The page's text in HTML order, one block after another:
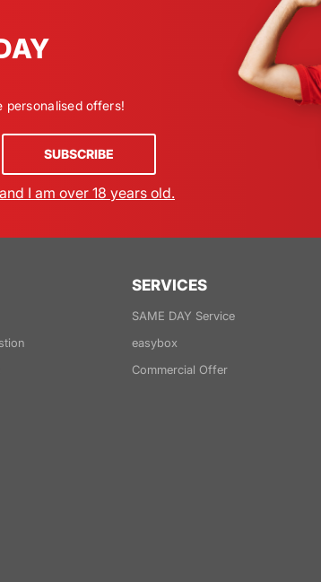
offers!
SUBSCRIBE
I am over 18 years old.
SERVICES
SAME DAY Service
easybox
Commercial Offer